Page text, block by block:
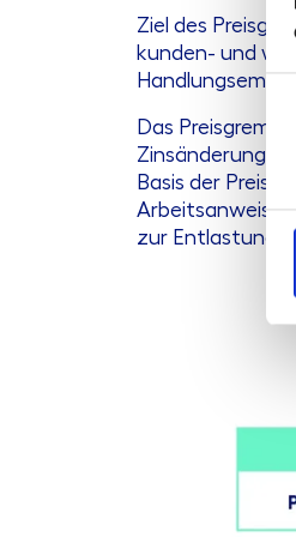
Ziel des
kunden- und
Das
Basis der Preis-
zur Entlastung